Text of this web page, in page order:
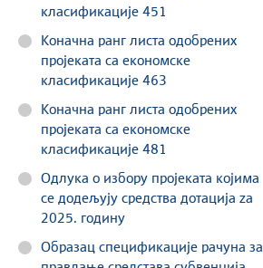
класификације 451
Коначна ранг листа одобрених
пројеката са економске
класификације 463
Коначна ранг листа одобрених
пројеката са економске
класификације 481
Одлука о избору пројеката којима
се додељују средства дотација za
2025. годину
Образац спецификације рачуна за